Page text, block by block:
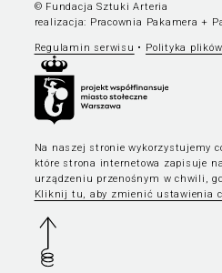
© Fundacja Sztuki Arteria
realizacja: Pracownia Pakamera +
Regulamin serwisu • Polityka
Na naszej stronie wykorzystujemy
które strona internetowa zapisuje
urządzeniu przenośnym w chwili,
Kliknij tu, aby zmienić ustawienia